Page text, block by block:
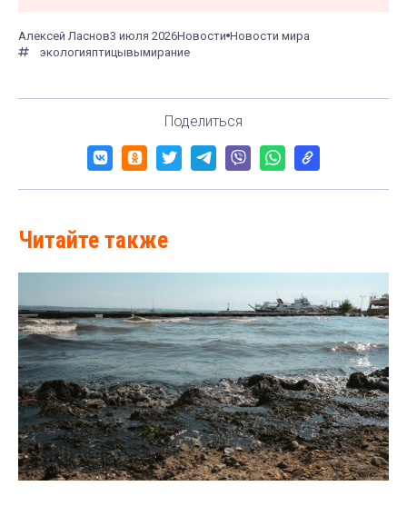
Алексей Ласнов3 июля 2026Новости Новости мира
экологияптицывымирание
Поделиться
Читайте также